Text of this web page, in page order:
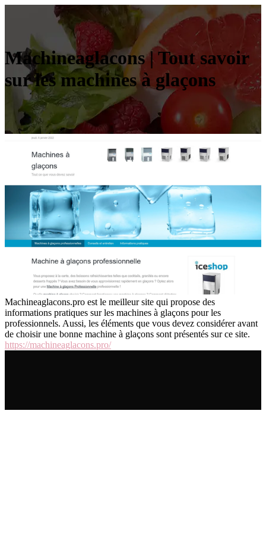
Machineag­la­cons | Tout savoir
sur les machines à glaçons
Machineaglacons.pro est le meilleur site qui propose des
informations pratiques sur les machines à glaçons pour les
professionnels. Aussi, les éléments que vous devez considérer avant
de choisir une bonne machine à glaçons sont présentés sur ce site.
https://machineaglacons.pro/